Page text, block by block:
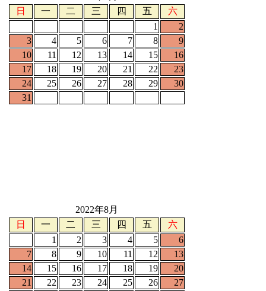
日
一 二 三 四 五
六
1
2
3
4 5 6 7 8
9
10
11 12 13 14 15
16
17
18 19 20 21 22
23
24
25 26 27 28 29
30
31
2022年8月
日
一 二 三 四 五
六
1
2 3 4 5
6
7
8 9 10 11 12
13
14
15 16 17 18 19
20
21
22 23 24 25 26
27